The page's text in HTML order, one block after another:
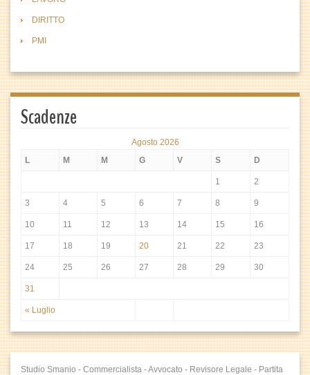
DIRITTO
PMI
Scadenze
Agosto 2026
L
M M G V S D
« Luglio
1 2
3 4 5 6 7 8 9
10 11 12 13 14 15 16
17 18 19 20 21 22 23
24 25 26 27 28 29 30
31
Studio Smanio - Commercialista - Avvocato - Revisore Legale - Partita